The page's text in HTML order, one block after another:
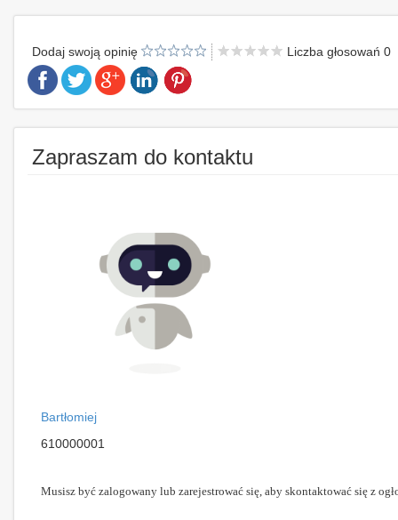
Dodaj swoją opinię Liczba głosowań 0
Zapraszam do kontaktu
Bartłomiej
610000001
Musisz być zalogowany lub zarejestrować się, aby skontaktować się z